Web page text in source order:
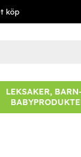
köp
LEKSAKER,